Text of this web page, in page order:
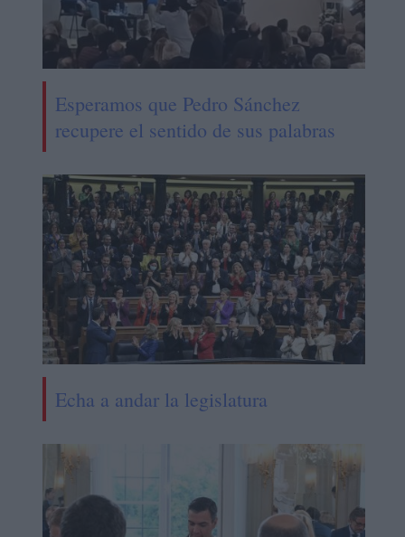
Esperamos que Pedro Sánchez
recupere el sentido de sus palabras
Echa a andar la legislatura